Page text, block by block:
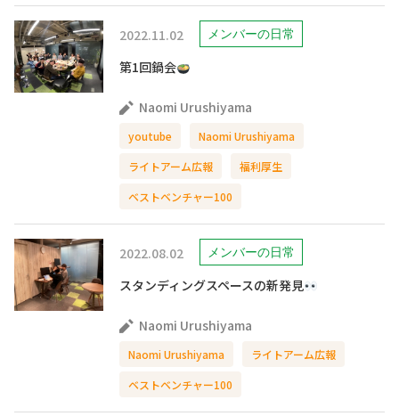
2022.11.02 メンバーの日常
第1回鍋会
Naomi Urushiyama
youtube
Naomi Urushiyama
ライトアーム広報
福利厚生
ベストベンチャー100
2022.08.02 メンバーの日常
スタンディングスペースの新発見
Naomi Urushiyama
Naomi Urushiyama
ライトアーム広報
ベストベンチャー100